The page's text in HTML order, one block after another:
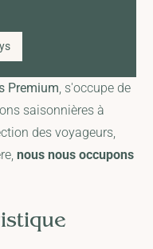
Premium, s'occupe de
saisonnières à
des voyageurs,
nous nous occupons